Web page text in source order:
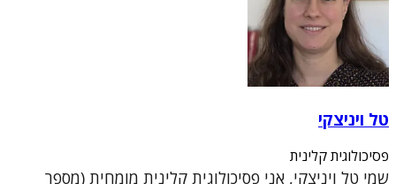
טל ויניצקי
פסיכולוגית קלינית
שמי טל ויניצקי, אני פסיכולוגית קלינית מומחית (מספר